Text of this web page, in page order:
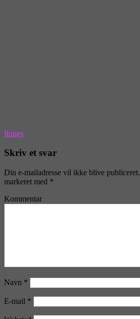
Itunes
Skriv et svar
Din e-mailadresse vil ikke blive publiceret.
markeret med *
Kommentar
Navn *
E-mail *